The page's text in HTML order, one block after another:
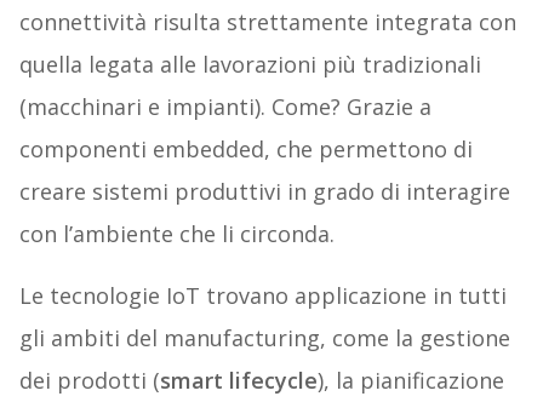
connettività risulta strettamente integrata con
quella legata alle lavorazioni più tradizionali
(macchinari e impianti). Come? Grazie a
componenti embedded, che permettono di
creare sistemi produttivi in grado di interagire
con l’ambiente che li circonda.
Le tecnologie IoT trovano applicazione in tutti
gli ambiti del manufacturing, come la gestione
dei prodotti (smart lifecycle), la pianificazione